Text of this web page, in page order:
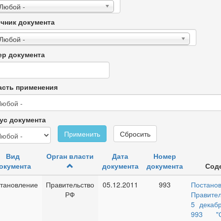
-
документа
-
документа
применения
документа
Применить
Сбросить
Вид
Орган власти
Дата
документа
Номер
документа
Правительство
РФ
05.12.2011 993
5
993 "О